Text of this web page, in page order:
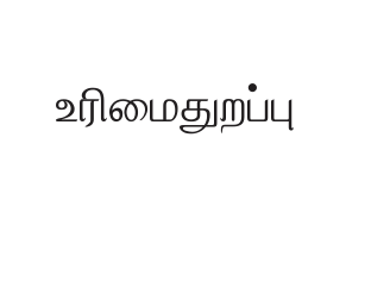
உரிமைதுறப்பு